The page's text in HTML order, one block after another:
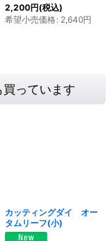
2,200円(税込)
希望小売価格: 2,640円
っています
カッティングダイ オー
タムリーフ(小)